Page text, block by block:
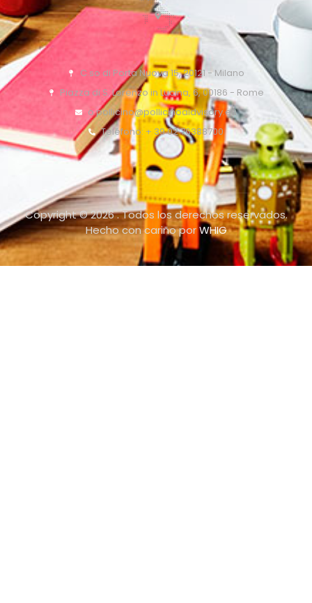
C.so di Porta Nuova 15, 20121 - Milano
Piazza di S. Lorenzo in Lucina, 6, 00186 - Rome
o.pollicino@pollicinoaidvisory.eu
Teléfono: + 39 02 76388700
Copyright © 2026 . Todos los derechos reservados.
Hecho con cariño porWHIG